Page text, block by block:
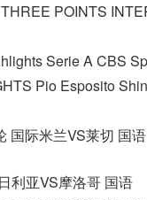
POINTS
Serie A CBS
Pio Esposito
际米兰VS莱切 国
利亚VS摩洛哥 国语